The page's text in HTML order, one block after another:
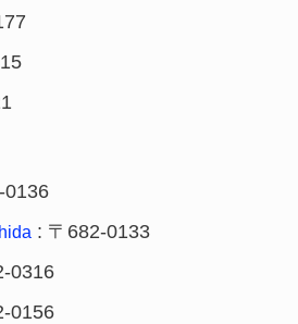
0136
: 〒682-0133
0316
0156